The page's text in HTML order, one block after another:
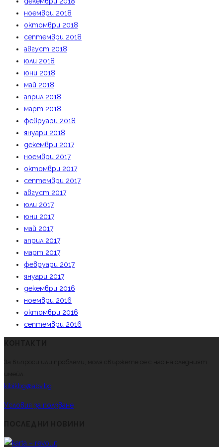
ноември 2018
октомври 2018
септември 2018
август 2018
юли 2018
юни 2018
май 2018
април 2018
март 2018
февруари 2018
януари 2018
декември 2017
ноември 2017
октомври 2017
септември 2017
август 2017
юли 2017
юни 2017
май 2017
април 2017
март 2017
февруари 2017
януари 2017
декември 2016
ноември 2016
октомври 2016
септември 2016
За въпроси или проблеми, моля свържете се с нас на следният
имейл.
kibikbg@abv.bg
Условия за ползване